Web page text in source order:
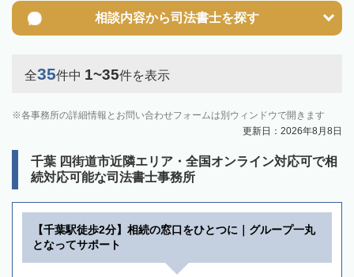
相談内容から司法書士を探す
全35件中 1~35件を表示
各事務所の詳細情報とお問い合わせフォームは別ウィンドウで開きます
更新日：2026年8月8日
千葉 四街道市近隣エリア・全国オンライン対応可で相
続対応可能な司法書士事務所
【千葉駅徒歩2分】相続の窓口をひとつに｜グループ一丸
となってサポート